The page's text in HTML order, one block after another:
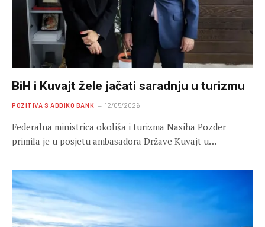
BiH i Kuvajt žele jačati saradnju u turizmu
POZITIVA S ADDIKO BANK 12/05/2026
Federalna ministrica okoliša i turizma Nasiha Pozder
primila je u posjetu ambasadora Države Kuvajt u…